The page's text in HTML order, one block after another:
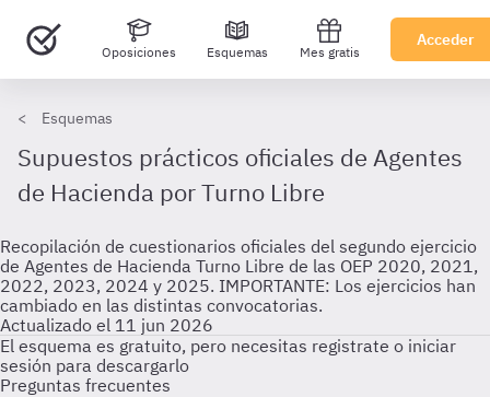
Oposiciones Esquemas Mes gratis
Acceder
Esquemas
Supuestos prácticos oficiales de Agentes
de Hacienda por Turno Libre
Recopilación de cuestionarios oficiales del segundo ejercicio
de Agentes de Hacienda Turno Libre de las OEP 2020, 2021,
2022, 2023, 2024 y 2025. IMPORTANTE: Los ejercicios han
cambiado en las distintas convocatorias.
Actualizado el 11 jun 2026
El esquema es gratuito, pero necesitas registrate o iniciar
sesión para descargarlo
Preguntas frecuentes